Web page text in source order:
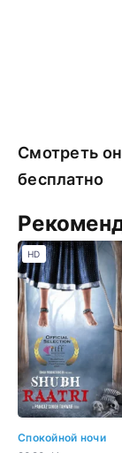
Смотреть
бесплатно
Спокойной ночи
HD